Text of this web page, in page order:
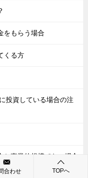
をもらう場合
くる方
投資している場合の注
事業的規模でない場合
合わせ TOPへ